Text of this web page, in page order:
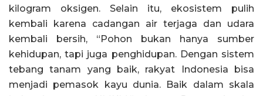
kilogram oksigen. Selain itu, ekosistem pulih
kembali karena cadangan air terjaga dan udara
kembali bersih, “Pohon bukan hanya sumber
kehidupan, tapi juga penghidupan. Dengan sistem
tebang tanam yang baik, rakyat Indonesia bisa
menjadi pemasok kayu dunia. Baik dalam skala